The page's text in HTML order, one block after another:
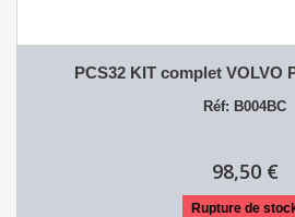
PCS32 KIT complet VOLVO
Réf: B004BC
98,50 €
Rupture de